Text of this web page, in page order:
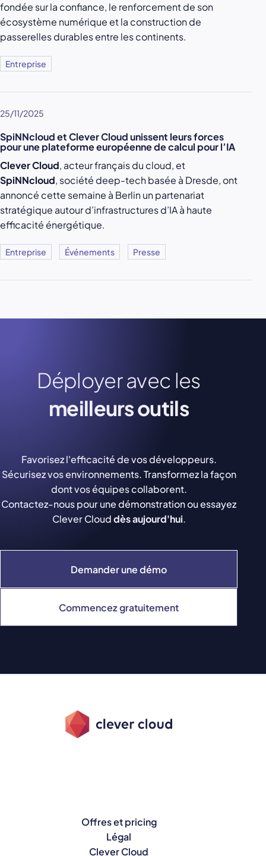
fondée sur la confiance, le renforcement de son
écosystème numérique et la construction de
passerelles durables entre les continents.
Entreprise
25/11/2025
SpiNNcloud et Clever Cloud unissent leurs forces
pour une plateforme européenne de calcul pour l’IA
Clever Cloud, acteur français du cloud, et
SpiNNcloud, société deep-tech basée à Dresde, ont
annoncé cette semaine à Berlin un partenariat
stratégique autour d’infrastructures d’IA à haute
efficacité énergétique.
Entreprise Événements Presse
Déployer avec les
meilleurs outils
Demander une démo
Commencez gratuitement
Favorisez l'efficacité de vos développeurs.
Sécurisez vos environnements. Transformez la façon
dont vos équipes collaborent.
Contactez-nous pour une démonstration ou essayez
Clever Clouddès aujourd'hui.
Offres et pricing
Légal
Clever Cloud